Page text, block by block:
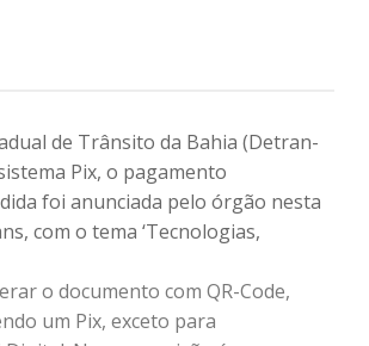
de Trânsito da Bahia (Detran-
Pix, o pagamento
foi anunciada pelo órgão nesta
com o tema ‘Tecnologias,
o documento com QR-Code,
um Pix, exceto para